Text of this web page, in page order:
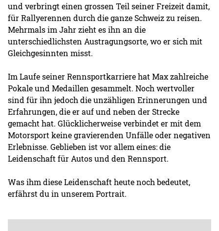
und verbringt einen grossen Teil seiner Freizeit damit,
für Rallyerennen durch die ganze Schweiz zu reisen.
Mehrmals im Jahr zieht es ihn an die
unterschiedlichsten Austragungsorte, wo er sich mit
Gleichgesinnten misst.
Im Laufe seiner Rennsportkarriere hat Max zahlreiche
Pokale und Medaillen gesammelt. Noch wertvoller
sind für ihn jedoch die unzähligen Erinnerungen und
Erfahrungen, die er auf und neben der Strecke
gemacht hat. Glücklicherweise verbindet er mit dem
Motorsport keine gravierenden Unfälle oder negativen
Erlebnisse. Geblieben ist vor allem eines: die
Leidenschaft für Autos und den Rennsport.
Was ihm diese Leidenschaft heute noch bedeutet,
erfährst du in unserem Portrait.